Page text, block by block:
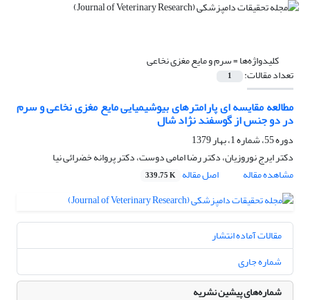
کلیدواژه‌ها =سرم و مایع مغزی نخاعی
تعداد مقالات: 1
مطالعه مقایسه ای پارامترهای بیوشیمیایی مایع مغزی نخاعی و سرم
در دو جنس از گوسفند نژاد شال
دوره 55، شماره 1، بهار 1379
دکتر ایرج نوروزیان، دکتر رضا امامی دوست، دکتر پروانه خضرائی نیا
مشاهده مقاله
اصل مقاله 339.75 K
مقالات آماده انتشار
شماره جاری
شماره‌های پیشین نشریه